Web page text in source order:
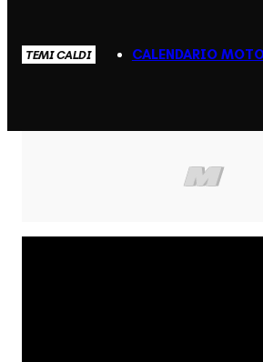
TEMI CALDI CALENDARIO